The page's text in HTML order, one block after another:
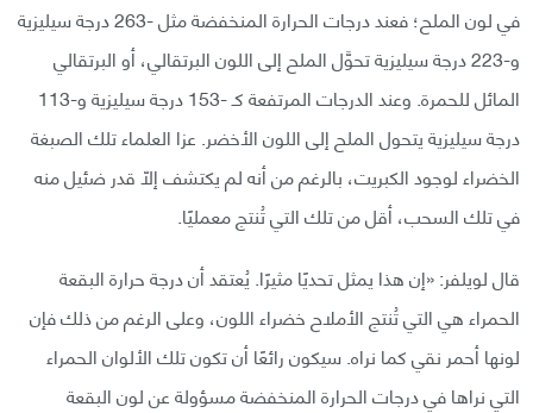
في لون الملح؛ فعند درجات الحرارة المنخفضة مثل -263 درجة سيليزية
و-223 درجة ‏سيليزية تحوَّل الملح إلى اللون البرتقالي، أو البرتقالي
المائل للحمرة.‏ وعند الدرجات المرتفعة كـ -153 درجة سيليزية و-113
درجة سيليزية يتحول الملح إلى اللون الأخضر.‏ عزا العلماء تلك الصبغة
الخضراء لوجود الكبريت، بالرغم من أنه لم يكتشف إلّا قدر ضئيل منه
في تلك السحب، أقل من تلك التي تُنتج معمليًا.‏
قال لويلفر: «‏إن هذا يمثل تحديًا مثيرًا. يُعتقد أن درجة حرارة البقعة
الحمراء هي التي تُنتج الأملاح خضراء اللون، وعلى الرغم من ذلك فإن
لونها أحمر نقي كما نراه‏. سيكون رائعًا أن تكون تلك الألوان الحمراء
التي نراها في درجات الحرارة المنخفضة مسؤولة عن ‏لون البقعة